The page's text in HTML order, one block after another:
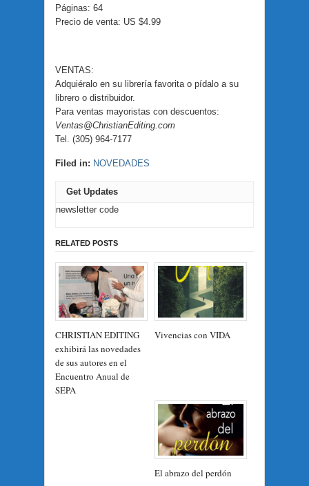
Páginas: 64
Precio de venta: US $4.99
VENTAS:
Adquiéralo en su librería favorita o pídalo a su
librero o distribuidor.
Para ventas mayoristas con descuentos:
Ventas@ChristianEditing.com
Tel. (305) 964-7177
Filed in: NOVEDADES
Get Updates
newsletter code
RELATED POSTS
CHRISTIAN EDITING
exhibirá las novedades
de sus autores en el
Encuentro Anual de
SEPA
Vivencias con VIDA
El abrazo del perdón